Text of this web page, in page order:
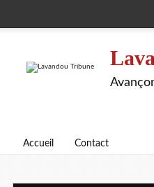
Accueil Contact